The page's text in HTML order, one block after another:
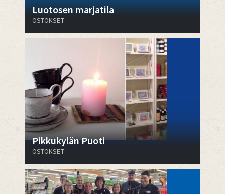
Luotosen marjatila
OSTOKSET
Pikkukylän Puoti
OSTOKSET